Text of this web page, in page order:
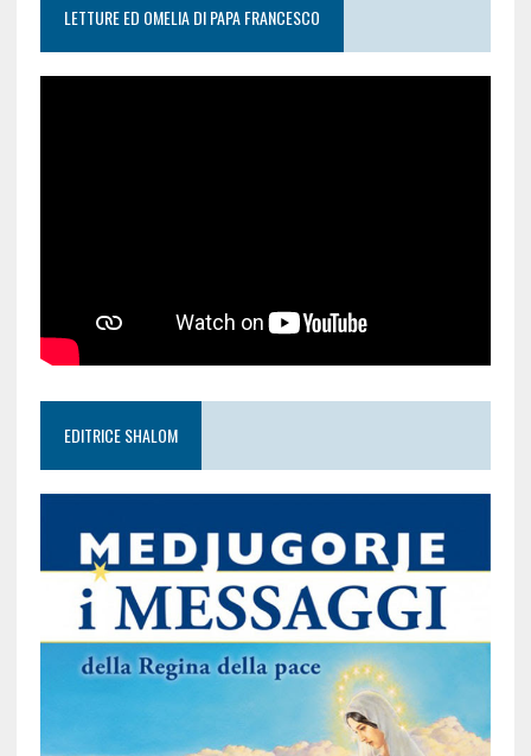
LETTURE ED OMELIA DI PAPA FRANCESCO
EDITRICE SHALOM